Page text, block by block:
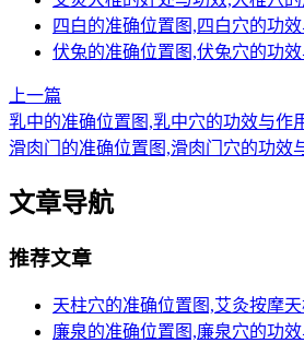
四白的准确位置图,四白穴的功效
伏兔的准确位置图,伏兔穴的功效
上一篇
乳中的准确位置图,乳中穴的功效与作
滑肉门的准确位置图,滑肉门穴的功效
文章导航
推荐文章
天柱穴的准确位置图,艾灸按摩
廉泉的准确位置图,廉泉穴的功效